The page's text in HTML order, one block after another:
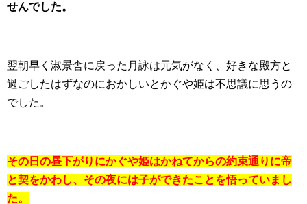
せんでした。
翌朝早く淑景舎に戻った月詠は元気がなく、好きな殿方と
過ごしたはずなのにおかしいとかぐや姫は不思議に思うの
でした。
その日の昼下がりにかぐや姫はかねてからの約束通りに帝
と契をかわし、その夜には子ができたことを悟っていまし
た。